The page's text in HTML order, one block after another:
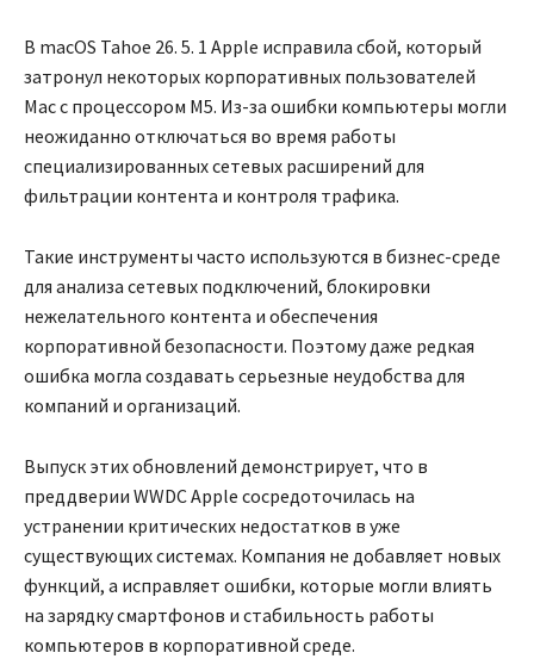
В macOS Tahoe 26. 5. 1 Apple исправила сбой, который
затронул некоторых корпоративных пользователей
Mac с процессором M5. Из-за ошибки компьютеры могли
неожиданно отключаться во время работы
специализированных сетевых расширений для
фильтрации контента и контроля трафика.
Такие инструменты часто используются в бизнес-среде
для анализа сетевых подключений, блокировки
нежелательного контента и обеспечения
корпоративной безопасности. Поэтому даже редкая
ошибка могла создавать серьезные неудобства для
компаний и организаций.
Выпуск этих обновлений демонстрирует, что в
преддверии WWDC Apple сосредоточилась на
устранении критических недостатков в уже
существующих системах. Компания не добавляет новых
функций, а исправляет ошибки, которые могли влиять
на зарядку смартфонов и стабильность работы
компьютеров в корпоративной среде.